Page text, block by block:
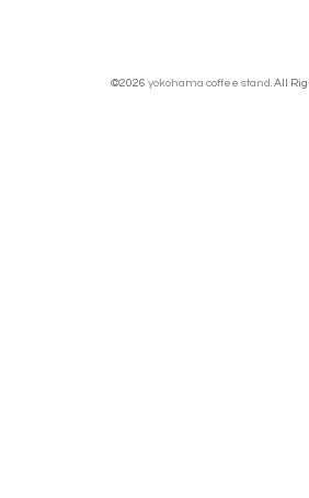
©2026 yokohama coffee stand. All